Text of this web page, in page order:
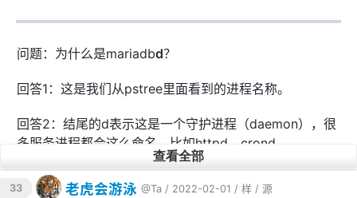
问题：为什么是mariadbd？
回答1：这是我们从pstree里面看到的进程名称。
回答2：结尾的d表示这是一个守护进程（daemon），很
多服务进程都会这么命名，比如httpd、crond。
查看全部
33 老虎会游泳 @Ta / 2022-02-01 / 样 / 源